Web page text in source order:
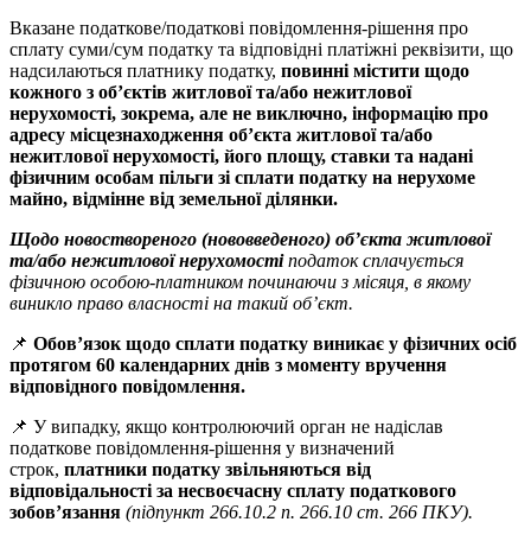
Вказане податкове/податкові повідомлення-рішення про
сплату суми/сум податку та відповідні платіжні реквізити, що
надсилаються платнику податку, повинні містити щодо
кожного з об’єктів житлової та/або нежитлової
нерухомості, зокрема, але не виключно, інформацію про
адресу місцезнаходження об’єкта житлової та/або
нежитлової нерухомості, його площу, ставки та надані
фізичним особам пільги зі сплати податку на нерухоме
майно, відмінне від земельної ділянки.
Щодо новоствореного (нововведеного) об’єкта житлової
та/або нежитлової нерухомостіподаток сплачується
фізичною особою-платником починаючи з місяця, в якому
виникло право власності на такий об’єкт.
📌 Обов’язок щодо сплати податку виникає у фізичних осіб
протягом 60 календарних днів з моменту вручення
відповідного повідомлення.
📌 У випадку, якщо контролюючий орган не надіслав
податкове повідомлення-рішення у визначений
строк, платники податку звільняються від
відповідальності за несвоєчасну сплату податкового
зобов’язання (підпункт 266.10.2 п. 266.10 ст. 266 ПКУ).